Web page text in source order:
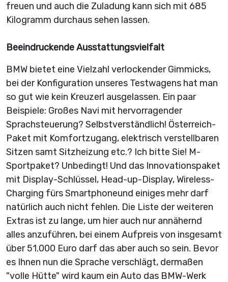
freuen und auch die Zuladung kann sich mit 685
Kilogramm durchaus sehen lassen.
Beeindruckende Ausstattungsvielfalt
BMW bietet eine Vielzahl verlockender Gimmicks,
bei der Konfiguration unseres Testwagens hat man
so gut wie kein Kreuzerl ausgelassen. Ein paar
Beispiele: Großes Navi mit hervorragender
Sprachsteuerung? Selbstverständlich! Österreich-
Paket mit Komfortzugang, elektrisch verstellbaren
Sitzen samt Sitzheizung etc.? Ich bitte Sie! M-
Sportpaket? Unbedingt! Und das Innovationspaket
mit Display-Schlüssel, Head-up-Display, Wireless-
Charging fürs Smartphoneund einiges mehr darf
natürlich auch nicht fehlen. Die Liste der weiteren
Extras ist zu lange, um hier auch nur annähernd
alles anzuführen, bei einem Aufpreis von insgesamt
über 51.000 Euro darf das aber auch so sein. Bevor
es Ihnen nun die Sprache verschlägt, dermaßen
"volle Hütte" wird kaum ein Auto das BMW-Werk